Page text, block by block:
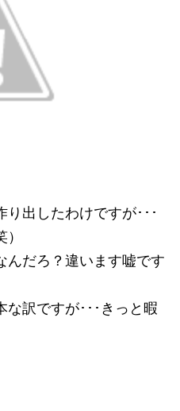
出したわけですが･･･
んだろ？違います嘘です
な訳ですが･･･きっと暇